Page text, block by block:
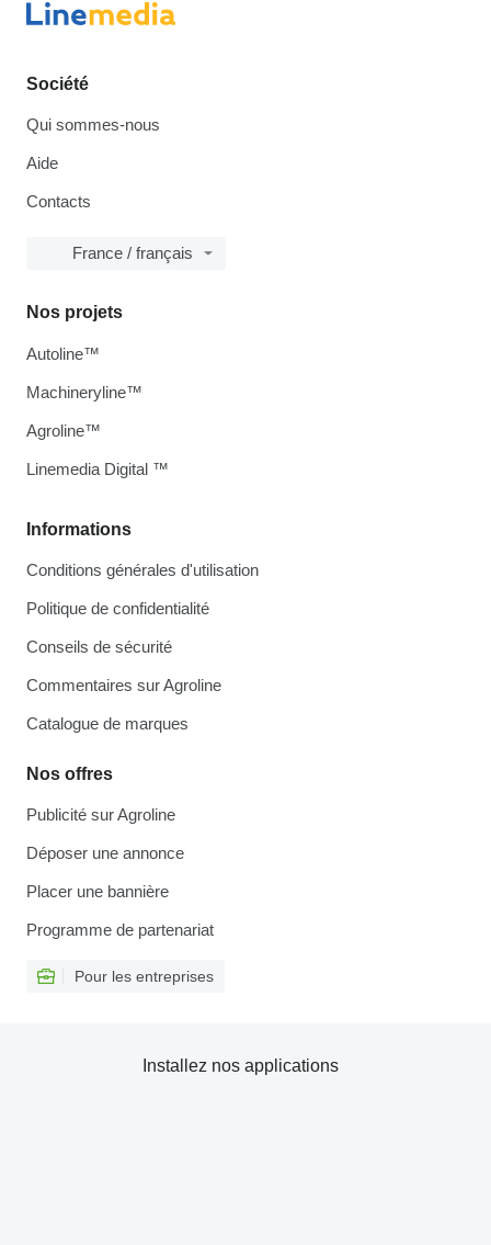
Société
Qui sommes-nous
Aide
Contacts
France / français
Informations
Conditions générales d'utilisation
Politique de confidentialité
Conseils de sécurité
Commentaires sur Agroline
Catalogue de marques
Nos offres
Publicité sur Agroline
Déposer une annonce
Placer une bannière
Programme de partenariat
Pour les entreprises
Nos projets
Autoline™
Machineryline™
Agroline™
Linemedia Digital ™
Installez nos applications